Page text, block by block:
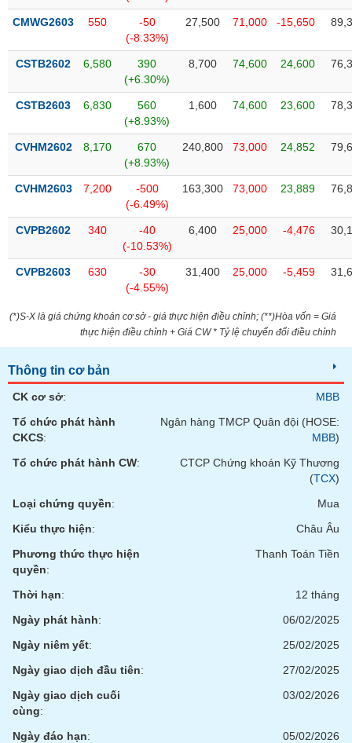
CMWG2603 550
-50
(-8.33%)
27,500 71,000 -15,650
CSTB2602 6,580
390
(+6.30%)
8,700 74,600 24,600
CSTB2603 6,830
560
(+8.93%)
1,600 74,600 23,600
CVHM2602 8,170
670
(+8.93%)
240,800 73,000 24,852
CVHM2603 7,200
-500
(-6.49%)
163,300 73,000 23,889
CVPB2602 340
-40
(-10.53%)
6,400 25,000 -4,476
CVPB2603 630
-30
(-4.55%)
31,400 25,000 -5,459
(*)S-X là giá chứng khoán cơ sở - giá thực hiện điều chỉnh; (**)Hòa vốn = Giá
thực hiện điều chỉnh + Giá CW * Tỷ lệ chuyển đổi điều chỉnh
Thông tin cơ bản
CK cơ sở:
MBB
Tổ chức phát hành
CKCS:
Ngân hàng TMCP Quân đội (HOSE:
MBB)
Tổ chức phát hành CW:
CTCP Chứng khoán Kỹ Thương
(TCX)
Loại chứng quyền:
Mua
Kiểu thực hiện:
Châu Âu
Phương thức thực hiện
quyền:
Thanh Toán Tiền
Thời hạn:
12 tháng
Ngày phát hành:
06/02/2025
Ngày niêm yết:
25/02/2025
Ngày giao dịch đầu tiên:
27/02/2025
Ngày giao dịch cuối
cùng:
03/02/2026
Ngày đáo hạn:
05/02/2026
CÔNG
THÔNG
VỤ
TRUYỀN
BẤT
ĐỘNG
SẢN
chứng
khoán
(-)
Tất cả
đạo
Tất cả Người nội bộ Cổ đông lớn
Tin
tức
(-)